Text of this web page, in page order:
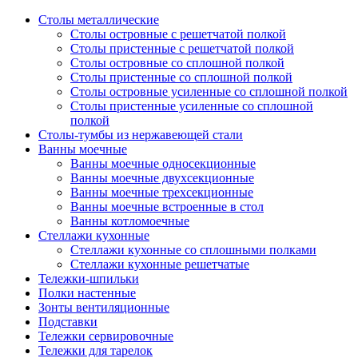
Столы металлические
Столы островные с решетчатой полкой
Столы пристенные с решетчатой полкой
Столы островные со сплошной полкой
Столы пристенные со сплошной полкой
Столы островные усиленные со сплошной полкой
Столы пристенные усиленные со сплошной
полкой
Столы-тумбы из нержавеющей стали
Ванны моечные
Ванны моечные односекционные
Ванны моечные двухсекционные
Ванны моечные трехсекционные
Ванны моечные встроенные в стол
Ванны котломоечные
Стеллажи кухонные
Стеллажи кухонные со сплошными полками
Стеллажи кухонные решетчатые
Тележки-шпильки
Полки настенные
Зонты вентиляционные
Подставки
Тележки сервировочные
Тележки для тарелок